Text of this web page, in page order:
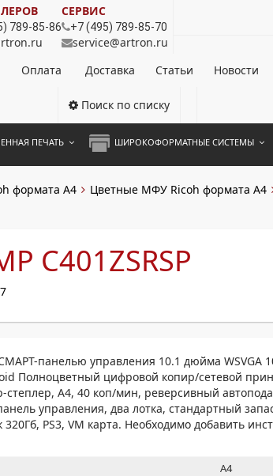
789-85-86
СЕРВИС
+7 (495) 789-85-70
service@artron.ru
Оплата Доставка Статьи Новости
Поиск по списку
ПЕЧАТЬ ШИРОКОФОРМАТНЫЕ СИСТЕМЫ
формата A4 Цветные МФУ Ricoh формата A4
C401ZSRSP
панелью управления 10.1 дюйма WSVGA
Полноцветный цифровой копир/сетевой
A4, 40 коп/мин, реверсивный
управления, два лотка, стандартный
PS3, VM карта. Необходимо добавить
A4